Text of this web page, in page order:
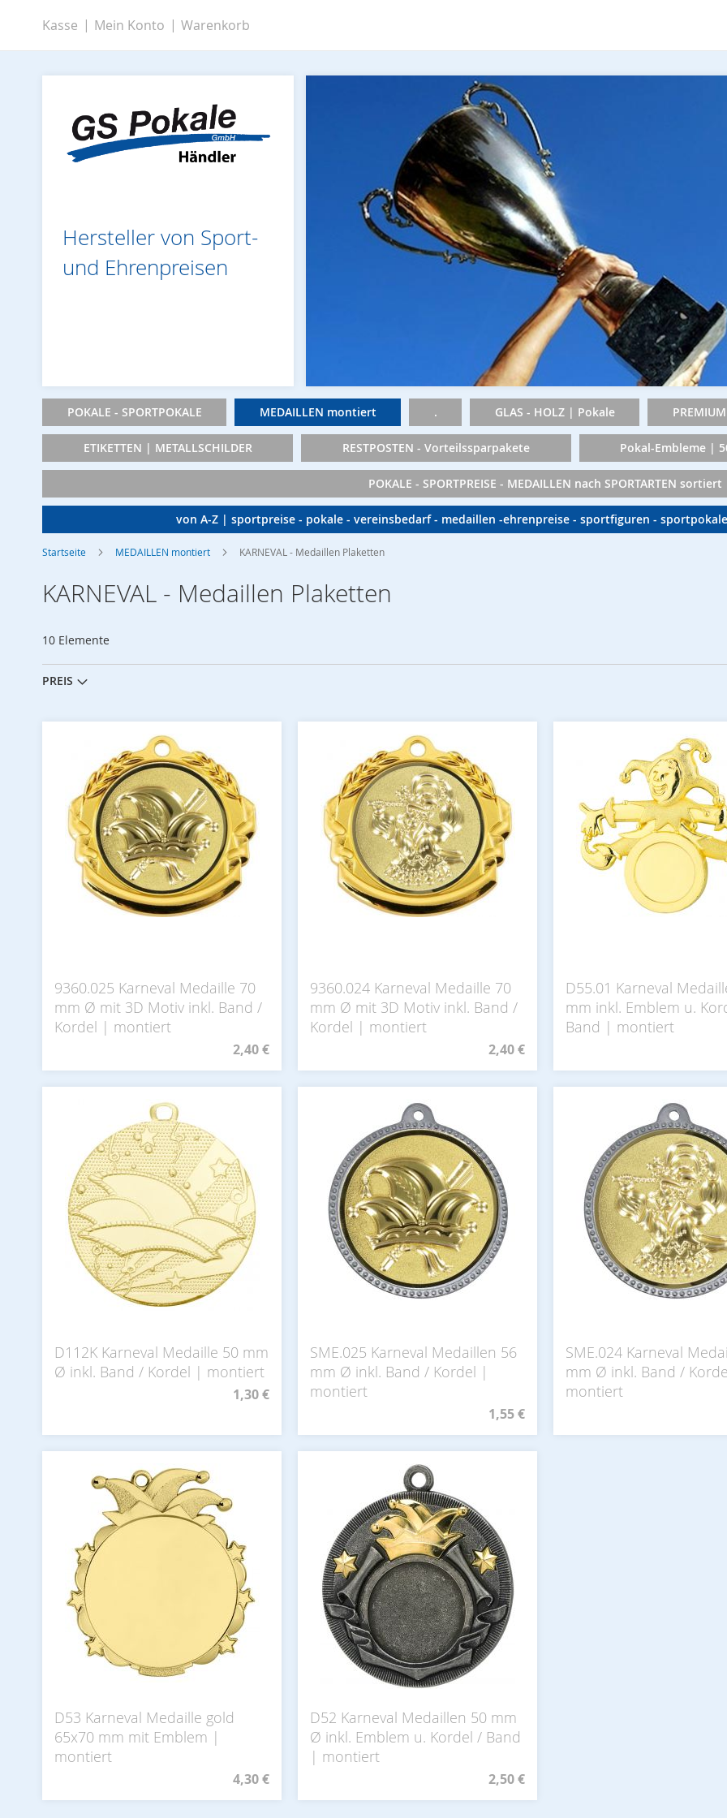
Zum
Inhalt
springen
Kasse Mein Konto Warenkorb
Hersteller von Sport-
und Ehrenpreisen
POKALE - SPORTPOKALE MEDAILLEN montiert . GLAS - HOLZ | Pokale
ETIKETTEN | METALLSCHILDER RESTPOSTEN - Vorteilssparpakete Pokal-Embleme |
POKALE - SPORTPREISE - MEDAILLEN nach SPORTARTEN sortiert
von A-Z | sportpreise - pokale - vereinsbedarf - medaillen -ehrenpreise - sportfiguren -
Startseite MEDAILLEN montiert KARNEVAL - Medaillen Plaketten
KARNEVAL - Medaillen Plaketten
PREIS
10 Elemente
9360.025 Karneval Medaille 70
mm Ø mit 3D Motiv inkl. Band /
Kordel | montiert
2,40 €
9360.024 Karneval Medaille 70
mm Ø mit 3D Motiv inkl. Band /
Kordel | montiert
2,40 €
D55.01 Karneval
mm inkl. Emblem u.
Band | montiert
D112K Karneval Medaille 50 mm
Ø inkl. Band / Kordel | montiert
1,30 €
SME.025 Karneval Medaillen 56
mm Ø inkl. Band / Kordel |
montiert
1,55 €
SME.024 Karneval
mm Ø inkl. Band /
montiert
D53 Karneval Medaille gold
65x70 mm mit Emblem |
montiert
4,30 €
D52 Karneval Medaillen 50 mm
Ø inkl. Emblem u. Kordel / Band
| montiert
2,50 €